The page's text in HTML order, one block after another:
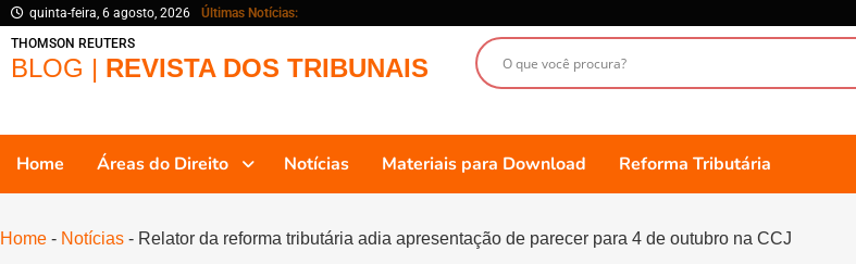
quinta-feira, 6 agosto, 2026
Últimas Notícias:
THOMSON REUTERS
BLOG | REVISTA DOS TRIBUNAIS
Home Áreas do Direito Notícias Materiais para Download Reforma Tributária
Home - Notícias - Relator da reforma tributária adia apresentação de parecer para 4 de outubro na CCJ